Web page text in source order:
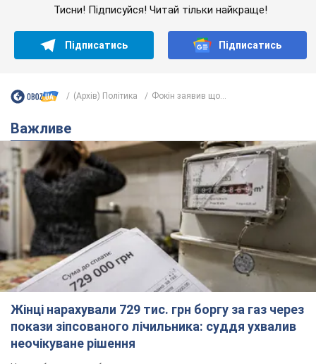
Тисни! Підписуйся! Читай тільки найкраще!
Підписатись Підписатись
(Архів) Політика Фокін заявив що...
Важливе
Жінці нарахували 729 тис. грн боргу за газ через
покази зіпсованого лічильника: суддя ухвалив
неочікуване рішення